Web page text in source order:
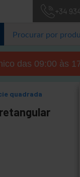
+34
das 09:00 às
quadrada